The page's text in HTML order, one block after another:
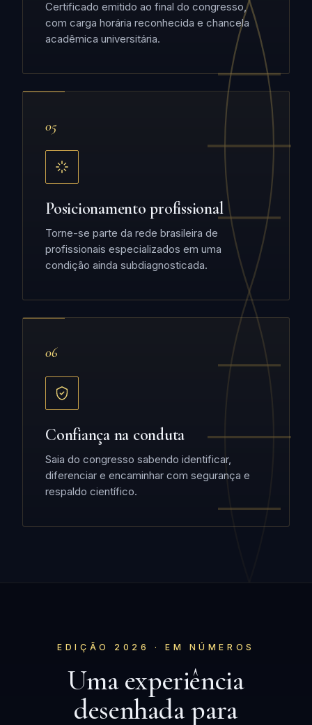
Certificado emitido ao final do congresso,
com carga horária reconhecida e chancela
acadêmica universitária.
05
Posicionamento profissional
Torne-se parte da rede brasileira de
profissionais especializados em uma
condição ainda subdiagnosticada.
06
Confiança na conduta
Saia do congresso sabendo identificar,
diferenciar e encaminhar com segurança e
respaldo científico.
EDIÇÃO 2026 · EM NÚMEROS
Uma experiência
desenhada para